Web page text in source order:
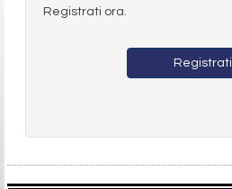
Registrati ora.
Registrati